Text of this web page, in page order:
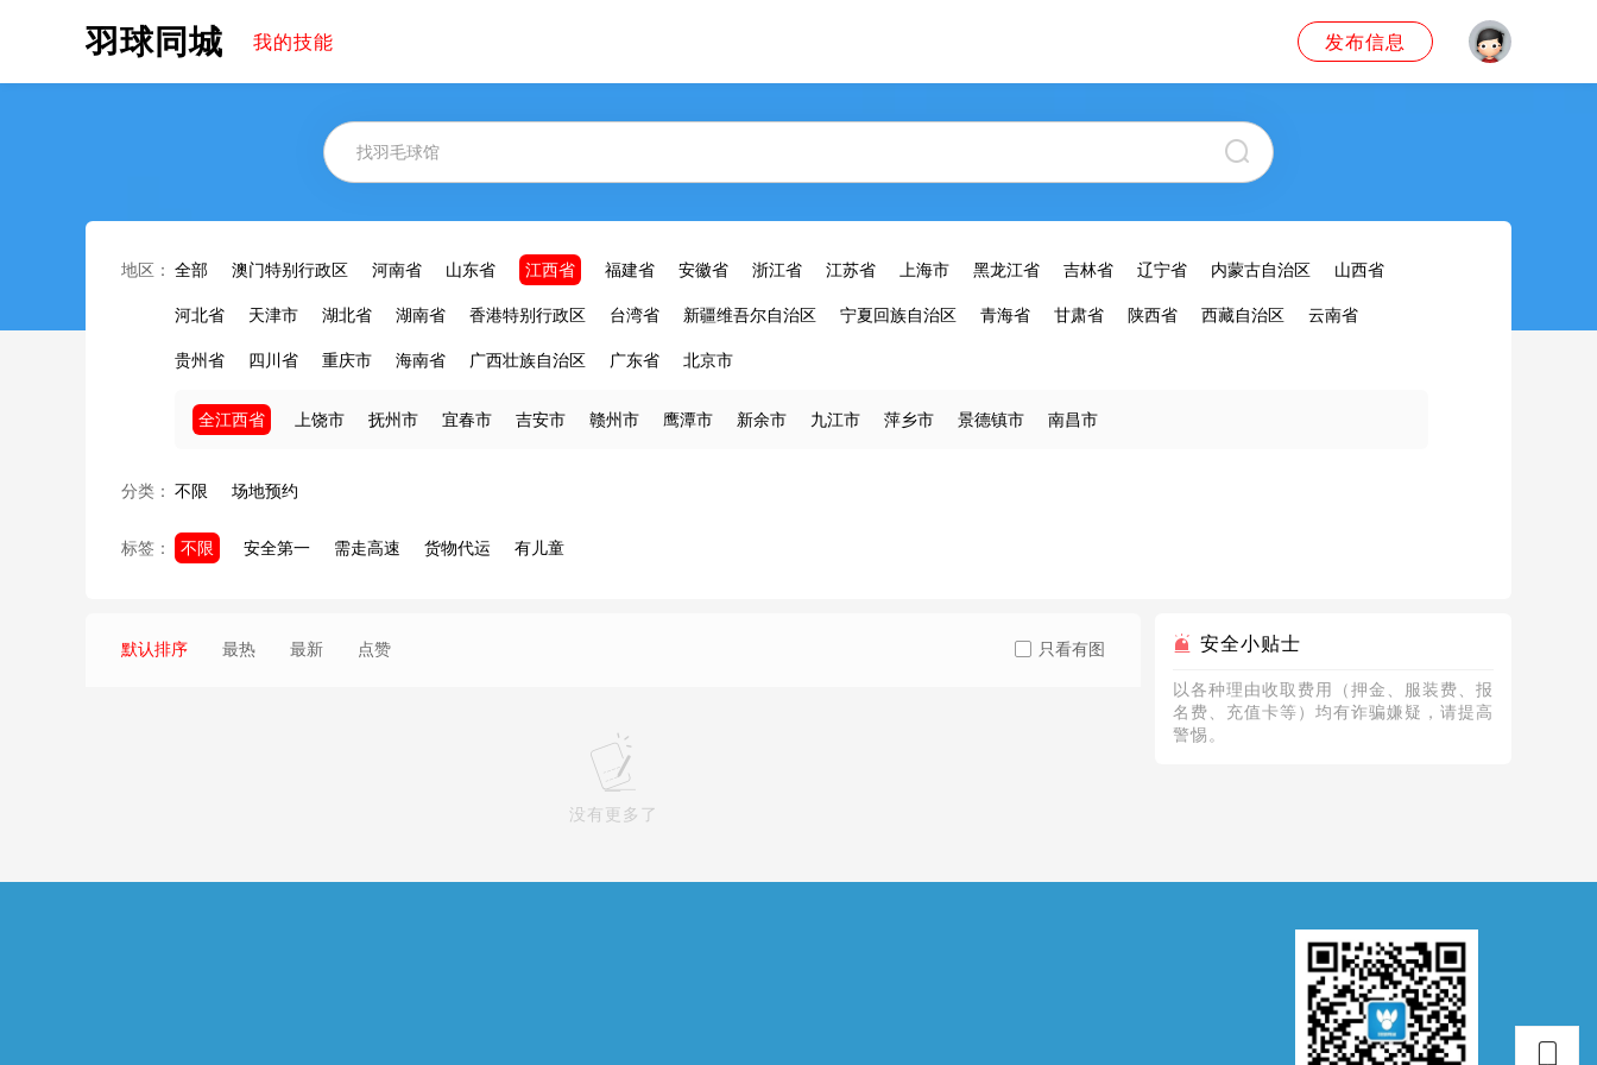
羽球同城 我的技能 发布信息
地区： 全部 澳门特别行政区 河南省 山东省 江西省 福建省 安徽省 浙江省 江苏省 上海市 黑龙江省 吉林省 辽宁省 内蒙古自治区 山西省
河北省 天津市 湖北省 湖南省 香港特别行政区 台湾省 新疆维吾尔自治区 宁夏回族自治区 青海省 甘肃省 陕西省 西藏自治区 云南省
贵州省 四川省 重庆市 海南省 广西壮族自治区 广东省 北京市
全江西省 上饶市 抚州市 宜春市 吉安市 赣州市 鹰潭市 新余市 九江市 萍乡市 景德镇市 南昌市
分类： 不限 场地预约
标签： 不限 安全第一 需走高速 货物代运 有儿童
默认排序 最热 最新 点赞 只看有图
没有更多了
安全小贴士
以各种理由收取费⽤（押⾦、服装费、报
名费、充值卡等）均有诈骗嫌疑，请提⾼
警惕。